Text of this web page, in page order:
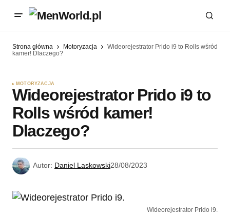
Strona główna Motoryzacja
Wideorejestrator Prido i9 to Rolls wśród
kamer! Dlaczego?
MOTORYZACJA
Wideorejestrator Prido i9 to
Rolls wśród kamer!
Dlaczego?
Autor: Daniel Laskowski28/08/2023
Wideorejestrator Prido i9.